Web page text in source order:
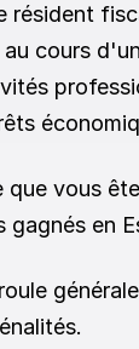
résident
cours
vous
gagnés en